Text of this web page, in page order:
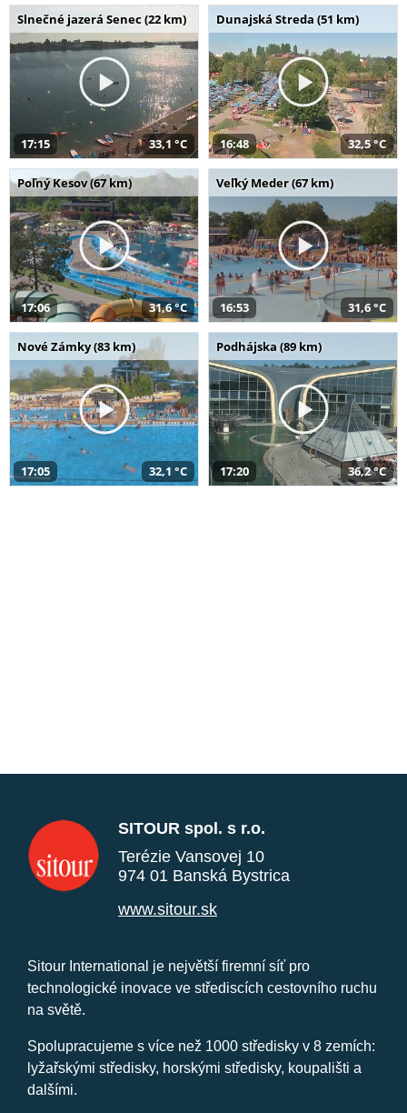
Slnečné jazerá Senec (22 km)
17:15 33,1 °C
Dunajská Streda (51 km)
16:48 32,5 °C
Poľný Kesov (67 km)
17:06 31,6 °C
Veľký Meder (67 km)
16:53 31,6 °C
Nové Zámky (83 km)
17:05 32,1 °C
Podhájska (89 km)
17:20 36,2 °C
SITOUR spol. s r.o.
Terézie Vansovej 10
974 01 Banská Bystrica
www.sitour.sk
Sitour International je největší firemní síť pro
technologické inovace ve střediscích cestovního ruchu
na světě.
Spolupracujeme s více než 1000 středisky v 8 zemích:
lyžařskými středisky, horskými středisky, koupališti a
dalšími.